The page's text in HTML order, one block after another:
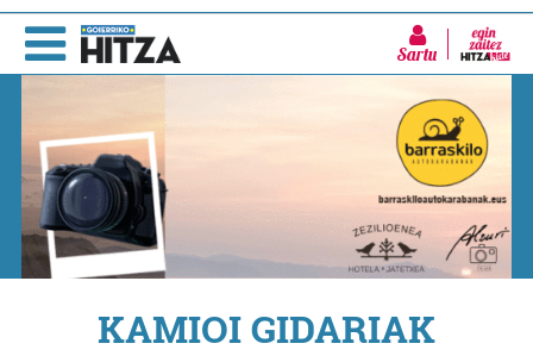
Sartu
KAMIOI GIDARIAK